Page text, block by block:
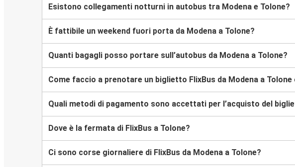
Esistono collegamenti notturni in autobus tra Modena e Tolone?
È fattibile un weekend fuori porta da Modena a Tolone?
Quanti bagagli posso portare sull’autobus da Modena a Tolone?
Come faccio a prenotare un biglietto FlixBus da Modena a Tolone
Quali metodi di pagamento sono accettati per l’acquisto del
Dove è la fermata di FlixBus a Tolone?
Ci sono corse giornaliere di FlixBus da Modena a Tolone?